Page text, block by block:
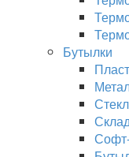
Бутылки